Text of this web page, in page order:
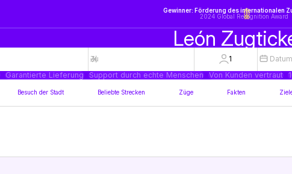
Gewinner: Förderung des internationalen
2024 Global Recognition Award
León
1 Datum
Garantierte Lieferung Support durch echte Menschen Von Kunden vertraut
Besuch der Stadt Beliebte Strecken Züge Fakten